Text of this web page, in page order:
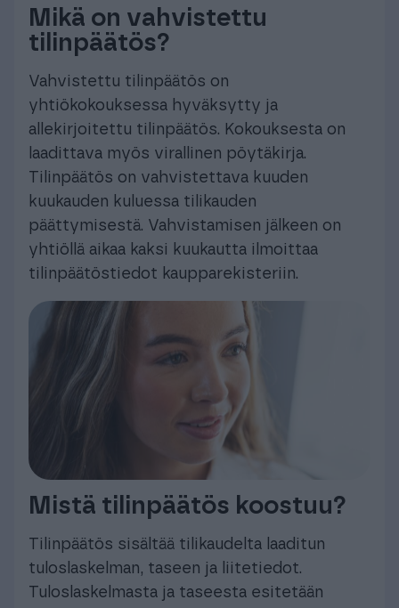
Mikä on vahvistettu
tilinpäätös?
Vahvistettu tilinpäätös on
yhtiökokouksessa hyväksytty ja
allekirjoitettu tilinpäätös. Kokouksesta on
laadittava myös virallinen pöytäkirja.
Tilinpäätös on vahvistettava kuuden
kuukauden kuluessa tilikauden
päättymisestä. Vahvistamisen jälkeen on
yhtiöllä aikaa kaksi kuukautta ilmoittaa
tilinpäätöstiedot kaupparekisteriin.
Mistä tilinpäätös koostuu?
Tilinpäätös sisältää tilikaudelta laaditun
tuloslaskelman, taseen ja liitetiedot.
Tuloslaskelmasta ja taseesta esitetään